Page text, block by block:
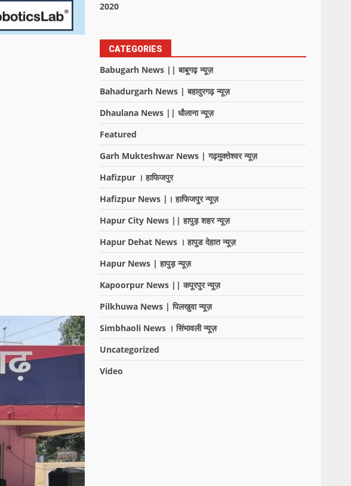
2020
CATEGORIES
Babugarh News || बाबूगढ़ न्यूज़
Bahadurgarh News | बहादुरगढ़ न्यूज़
Dhaulana News || धौलाना न्यूज़
Featured
Garh Mukteshwar News | गढ़मुक्तेश्वर न्यूज़
Hafizpur । हाफिजपुर
Hafizpur News |। हाफिजपुर न्यूज़
Hapur City News || हापुड़ शहर न्यूज़
Hapur Dehat News । हापुड देहात न्यूज़
Hapur News | हापुड़ न्यूज़
Kapoorpur News || कपूरपुर न्यूज़
Pilkhuwa News | पिलखुवा न्यूज़
Simbhaoli News । सिंभावली न्यूज़
Uncategorized
Video